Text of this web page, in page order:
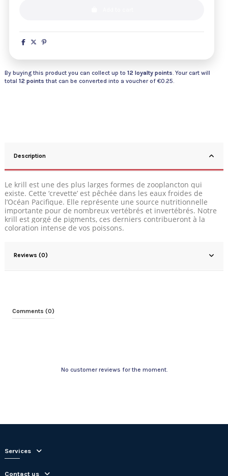
By buying this product you can collect up to 12 loyalty points . Your cart will
total 12 points that can be converted into a voucher of €0.25
Description
Le krill est une des plus larges formes de zooplancton qui
existe. Cette ‘crevette’ est pêchée dans les eaux froides de
l’Océan Pacifique. Elle représente une source nutritionnelle
importante pour de nombreux vertébrés et invertébrés. Notre
krill est gorgé de pigments, ces derniers contribueront à la
coloration intense de vos poissons.
Reviews (0)
Comments (0)
No customer reviews for the moment.
Services
Contact us